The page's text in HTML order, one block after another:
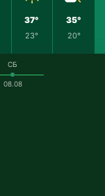
37°
23°
35°
20°
СБ
08.08